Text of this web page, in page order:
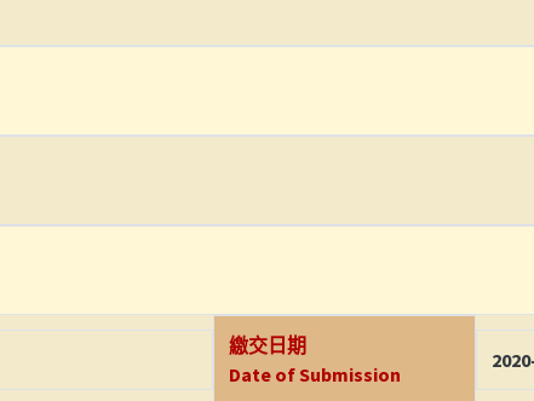
繳交日期
Date of Submission